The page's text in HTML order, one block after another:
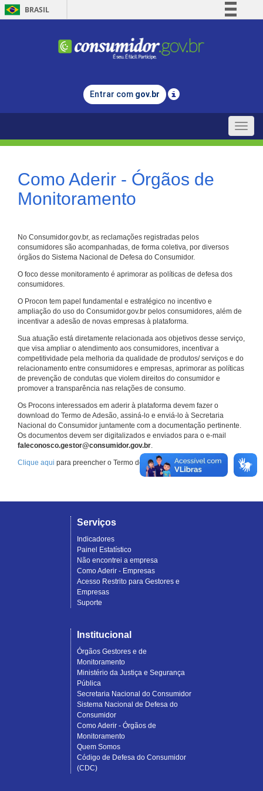
BRASIL
Comunica BR
Legislação
Entrar com gov.br
Toggle
Como Aderir - Órgãos de
Monitoramento
No Consumidor.gov.br, as reclamações registradas pelos
consumidores são acompanhadas, de forma coletiva, por diversos
órgãos do Sistema Nacional de Defesa do Consumidor.
O foco desse monitoramento é aprimorar as políticas de defesa dos
consumidores.
O Procon tem papel fundamental e estratégico no incentivo e
ampliação do uso do Consumidor.gov.br pelos consumidores, além de
incentivar a adesão de novas empresas à plataforma.
Sua atuação está diretamente relacionada aos objetivos desse serviço,
que visa ampliar o atendimento aos consumidores, incentivar a
competitividade pela melhoria da qualidade de produtos/ serviços e do
relacionamento entre consumidores e empresas, aprimorar as políticas
de prevenção de condutas que violem direitos do consumidor e
promover a transparência nas relações de consumo.
Os Procons interessados em aderir à plataforma devem fazer o
download do Termo de Adesão, assiná-lo e enviá-lo à Secretaria
Nacional do Consumidor juntamente com a documentação pertinente.
Os documentos devem ser digitalizados e enviados para o e-mail
faleconosco.gestor@consumidor.gov.br.
Clique aqui para preencher o Termo de Adesão.
Serviços
Indicadores
Painel Estatístico
Não encontrei a empresa
Como Aderir - Empresas
Acesso Restrito para Gestores e
Empresas
Suporte
Institucional
Órgãos Gestores e de
Monitoramento
Ministério da Justiça e Segurança
Pública
Secretaria Nacional do Consumidor
Sistema Nacional de Defesa do
Consumidor
Como Aderir - Órgãos de
Monitoramento
Quem Somos
Código de Defesa do Consumidor
(CDC)